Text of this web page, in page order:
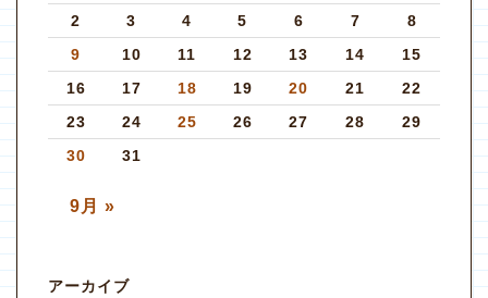
2
3 4 5 6 7
8
9
10 11 12 13 14
15
16
17 18 19 20 21
22
23
24 25 26 27 28
29
30
31
9月 »
アーカイブ